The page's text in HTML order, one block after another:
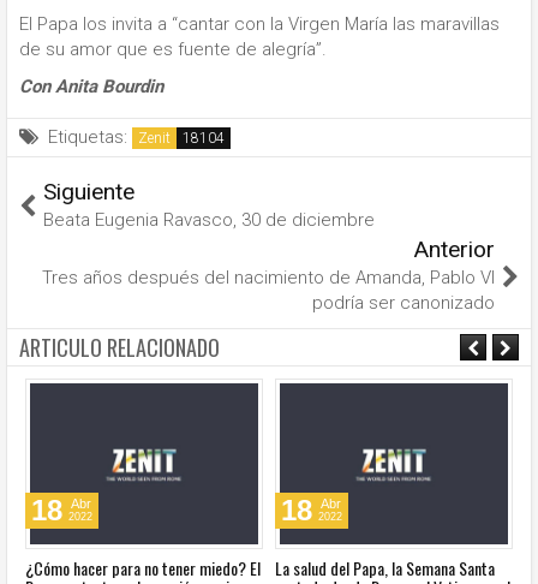
El Papa los invita a “cantar con la Virgen María las maravillas
de su amor que es fuente de alegría”.
Con Anita Bourdin
Etiquetas: Zenit
Siguiente
Beata Eugenia Ravasco, 30 de diciembre
Anterior
Tres años después del nacimiento de Amanda, Pablo VI
podría ser canonizado
ARTICULO RELACIONADO
18 Abr
2022
¿Cómo hacer para no tener miedo? El
18 Abr
2022
La salud del Papa, la Semana Santa